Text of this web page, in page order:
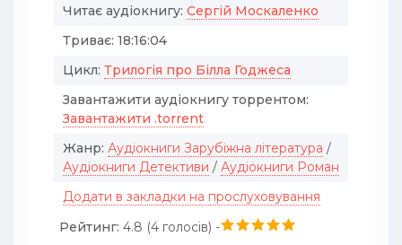
Читає аудіокнигу: Сергій Москаленко
Триває: 18:16:04
Цикл: Трилогія про Білла Годжеса
Завантажити аудіокнигу торрентом:
Завантажити .torrent
Жанр: Аудіокниги Зарубіжна література /
Аудіокниги Детективи / Аудіокниги Роман
Додати в закладки на прослуховування
Рейтинг: 4.8 (4 голосів) -